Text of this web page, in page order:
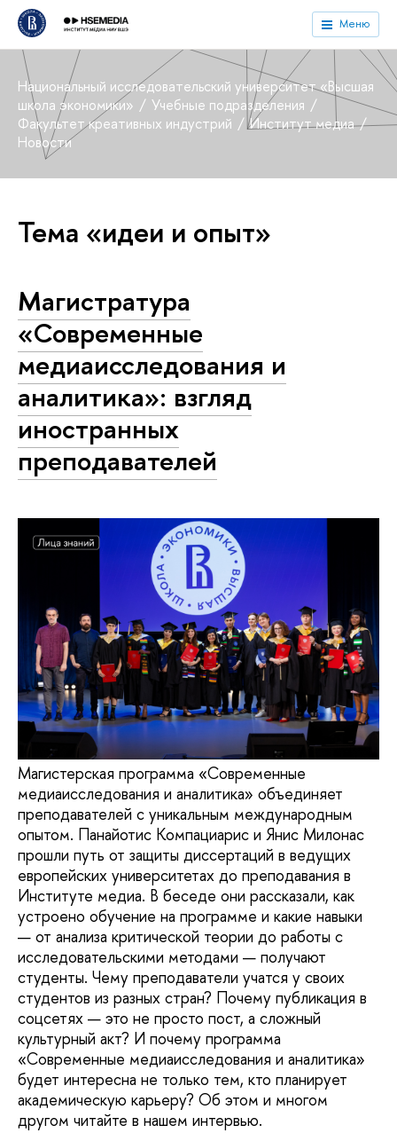
Меню
Национальный исследовательский университет «Высшая
школа экономики»
Учебные подразделения
Факультет креативных индустрий
Институт медиа
Новости
Тема «идеи и опыт»
Магистратура
«Современные
медиаисследования и
аналитика»: взгляд
иностранных
преподавателей
Магистерская программа «Современные
медиаисследования и аналитика» объединяет
преподавателей с уникальным международным
опытом. Панайотис Компациарис и Янис Милонас
прошли путь от защиты диссертаций в ведущих
европейских университетах до преподавания в
Институте медиа. В беседе они рассказали, как
устроено обучение на программе и какие навыки
— от анализа критической теории до работы с
исследовательскими методами — получают
студенты. Чему преподаватели учатся у своих
студентов из разных стран? Почему публикация в
соцсетях — это не просто пост, а сложный
культурный акт? И почему программа
«Современные медиаисследования и аналитика»
будет интересна не только тем, кто планирует
академическую карьеру? Об этом и многом
другом читайте в нашем интервью.